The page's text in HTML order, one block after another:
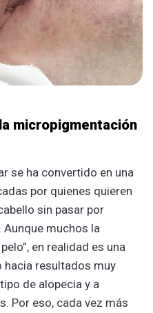
micropigmentación
se ha convertido en una
por quienes quieren
sin pasar por
muchos la
en realidad es una
hacia resultados muy
de alopecia y a
Por eso, cada vez más